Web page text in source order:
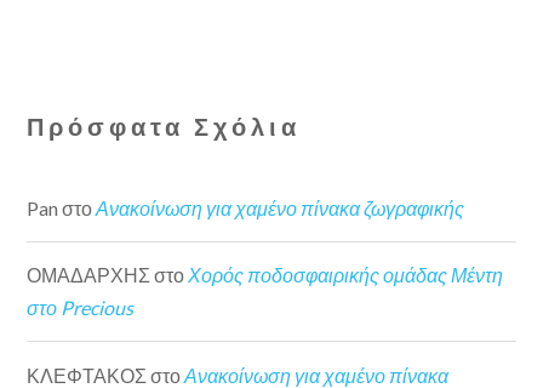
Πρόσφατα Σχόλια
Pan στοΑνακοίνωση για χαμένο πίνακα ζωγραφικής
ΟΜΑΔΑΡΧΗΣ στοΧορός ποδοσφαιρικής ομάδας Μέντη
στο Precious
ΚΛΕΦΤΑΚΟΣ στοΑνακοίνωση για χαμένο πίνακα